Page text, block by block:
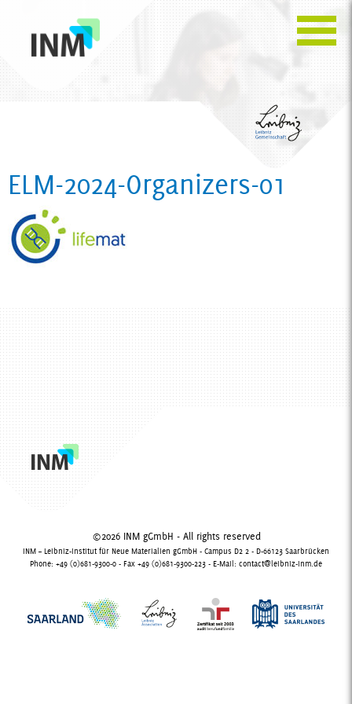
ELM-2024-Organizers-01
©2026 INM gGmbH - All rights reserved
INM – Leibniz-Institut für Neue Materialien gGmbH - Campus D2 2 - D-66123 Saarbrücken
Phone: +49 (0)681-9300-0 - Fax +49 (0)681-9300-223 - E-Mail: contact@leibniz-inm.de